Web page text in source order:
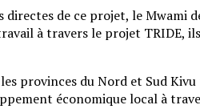
de ce projet, le Mwami
à travers le projet
provinces du Nord et Sud
économique local à